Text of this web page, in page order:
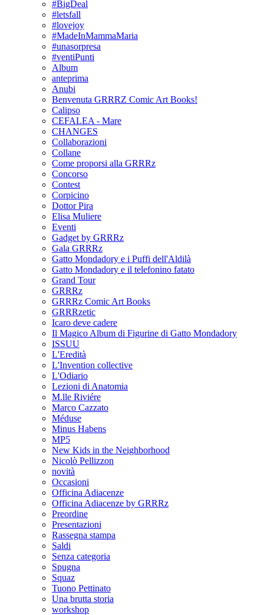
#BigDeal
#letsfall
#lovejoy
#MadeInMammaMaria
#unasorpresa
#ventiPunti
Album
anteprima
Anubi
Benvenuta GRRRZ Comic Art Books!
Calipso
CEFALEA - Mare
CHANGES
Collaborazioni
Collane
Come proporsi alla GRRRz
Concorso
Contest
Corpicino
Dottor Pira
Elisa Muliere
Eventi
Gadget by GRRRz
Gala GRRRz
Gatto Mondadory e i Puffi dell'Aldilà
Gatto Mondadory e il telefonino fatato
Grand Tour
GRRRz
GRRRz Comic Art Books
GRRRzetic
Icaro deve cadere
Il Magico Album di Figurine di Gatto Mondadory
ISSUU
L'Eredità
L'Invention collective
L'Odiario
Lezioni di Anatomia
M.lle Riviére
Marco Cazzato
Méduse
Minus Habens
MP5
New Kids in the Neighborhood
Nicolò Pellizzon
novità
Occasioni
Officina Adiacenze
Officina Adiacenze by GRRRz
Preordine
Presentazioni
Rassegna stampa
Saldi
Senza categoria
Spugna
Squaz
Tuono Pettinato
Una brutta storia
workshop